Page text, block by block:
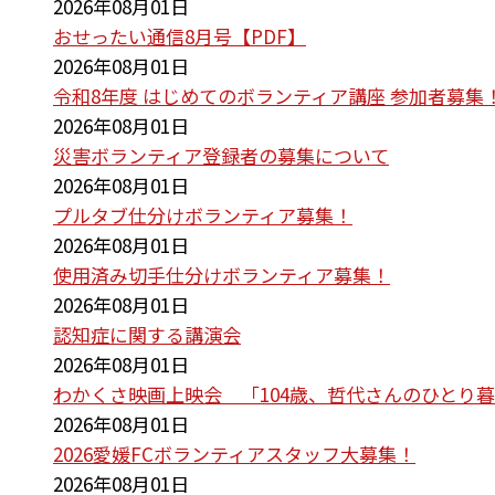
2026年08月01日
おせったい通信8月号【PDF】
2026年08月01日
令和8年度 はじめてのボランティア講座 参加者募集！
2026年08月01日
災害ボランティア登録者の募集について
2026年08月01日
プルタブ仕分けボランティア募集！
2026年08月01日
使用済み切手仕分けボランティア募集！
2026年08月01日
認知症に関する講演会
2026年08月01日
わかくさ映画上映会 「104歳、哲代さんのひとり暮
2026年08月01日
2026愛媛FCボランティアスタッフ大募集！
2026年08月01日